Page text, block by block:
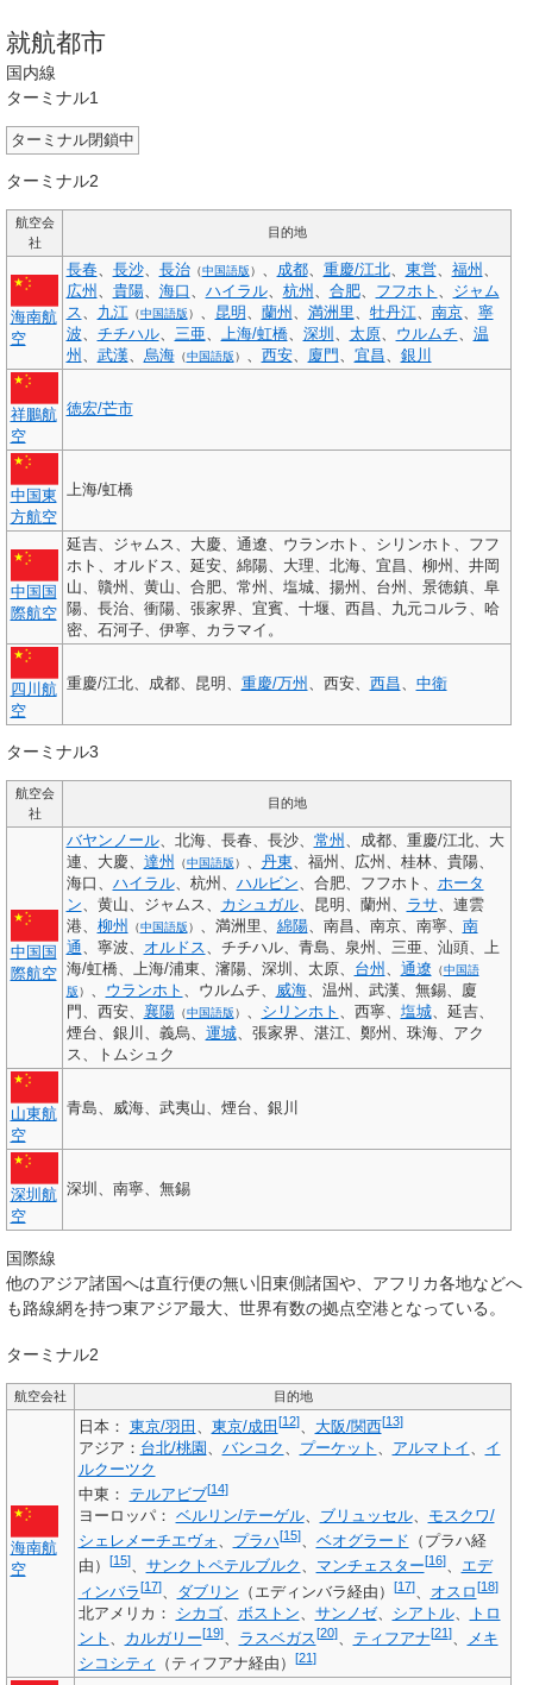
就航都市
国内線
ターミナル1
ターミナル閉鎖中
ターミナル2
航空会
社
目的地
海南航
空
長春、 長沙、 長治（中国語版） 、 成都、 重慶/江北、 東営、 福州 、
広州 、 貴陽、 海口 、 ハイラル、 杭州 、 合肥、 フフホト 、
ジャム
ス、 九江 （中国語版） 、 昆明 、 蘭州 、 満洲里、 牡丹江、 南京、 寧
波、 チチハル、 三亜、 上海/虹橋、 深圳 、 太原、 ウルムチ、 温
州 、 武漢、 烏海（中国語版） 、 西安、 廈門 、 宜昌、 銀川
祥鵬航
空
徳宏/芒市
中国東
方航空
上海/虹橋
中国国
際航空
延吉、ジャムス、大慶、通遼、ウランホト、シリンホト、フフ
ホト、オルドス、延安、綿陽、大理、北海、宜昌、柳州、井岡
山、贛州、黄山、合肥、常州、塩城、揚州、台州、景徳鎮、阜
陽、長治、衝陽、張家界、宜賓、十堰、西昌、九元コルラ、哈
密、石河子、伊寧、カラマイ。
四川航
空
重慶/江北、成都、昆明、 重慶/万州 、西安、 西昌、 中衛
ターミナル3
航空会
社
目的地
中国国
際航空
バヤンノール、北海、長春、長沙、 常州 、成都、重慶/江北、大
連、大慶、 達州 （中国語版） 、 丹東、福州、広州、桂林、貴陽、
海口、 ハイラル、杭州、 ハルビン、合肥、フフホト、 ホータ
ン、黄山、ジャムス、 カシュガル、昆明、蘭州、 ラサ、連雲
港、 柳州 （中国語版） 、満洲里、 綿陽、南昌、南京、南寧、 南
通、寧波、 オルドス、チチハル、青島、泉州、三亜、汕頭、上
海/虹橋、上海/浦東、瀋陽、深圳、太原、
台州 、 通遼 （中国語
版） 、 ウランホト 、ウルムチ、 威海、温州、武漢、無錫、廈
門、西安、 襄陽（中国語版） 、 シリンホト 、西寧、 塩城、延吉、
煙台、銀川、義烏、 運城、張家界、湛江、鄭州、珠海、アク
ス、トムシュク
山東航
空
青島、威海、武夷山、煙台、銀川
深圳航
空
深圳、南寧、無錫
国際線
他のアジア諸国へは直行便の無い旧東側諸国や、アフリカ各地などへ
も路線網を持つ東アジア最大、世界有数の拠点空港となっている。
ターミナル2
航空会社 目的地
海南航
空
日本： 東京/羽田 、 東京/成田 [12]、 大阪/関西[13]
アジア ： 台北/桃園 、 バンコク 、 プーケット 、 アルマトイ 、
イ
ルクーツク
中東 ： テルアビブ[14]
ヨーロッパ： ベルリン/テーゲル、 ブリュッセル、
モスクワ/
シェレメーチエヴォ 、 プラハ[15]、 ベオグラード （プラハ経
由）
[15]、 サンクトペテルブルク 、 マンチェスター[16]、
エデ
ィンバラ[17]、 ダブリン （エディンバラ経由） [17]、 オスロ[18]
北アメリカ ： シカゴ、 ボストン サンノゼ、 シアトル、
トロ
ント 、 カルガリー[19]、 ラスベガス[20]、 ティフアナ[21]、
メキ
シコシティ
（ティフアナ経由） [21]